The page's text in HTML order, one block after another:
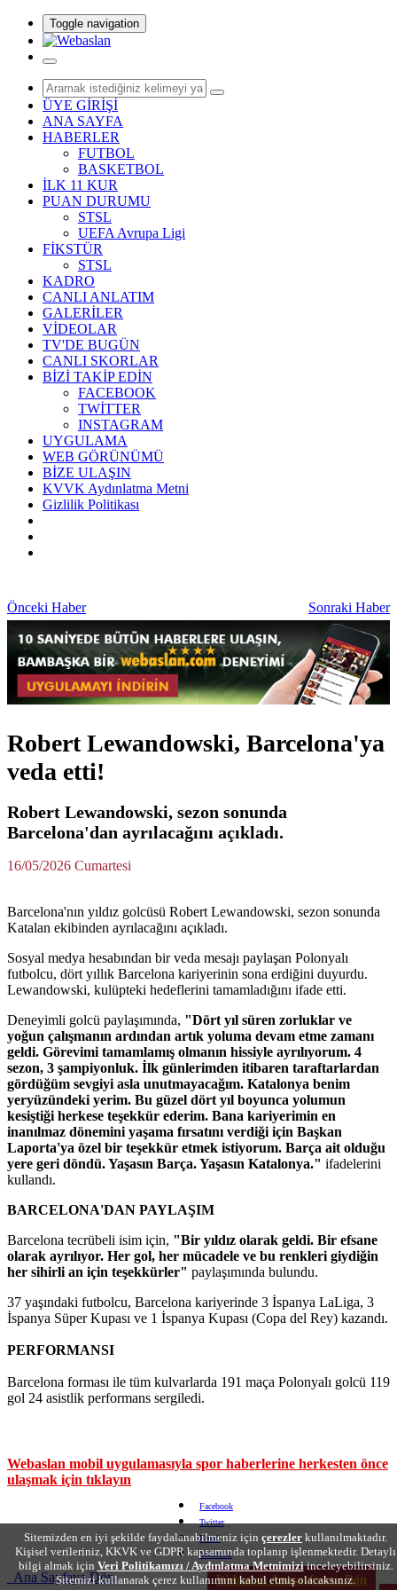
Toggle navigation
ÜYE GİRİŞİ
ANA SAYFA
HABERLER
FUTBOL
BASKETBOL
İLK 11 KUR
PUAN DURUMU
STSL
UEFA Avrupa Ligi
FİKSTÜR
STSL
KADRO
CANLI ANLATIM
GALERİLER
VİDEOLAR
TV'DE BUGÜN
CANLI SKORLAR
BİZİ TAKİP EDİN
FACEBOOK
TWİTTER
INSTAGRAM
UYGULAMA
WEB GÖRÜNÜMÜ
BİZE ULAŞIN
KVVK Aydınlatma Metni
Gizlilik Politikası
Önceki Haber Sonraki Haber
Robert Lewandowski, Barcelona'ya
veda etti!
Robert Lewandowski, sezon sonunda
Barcelona'dan ayrılacağını açıkladı.
16/05/2026 Cumartesi
Barcelona'nın yıldız golcüsü Robert Lewandowski, sezon sonunda
Katalan ekibinden ayrılacağını açıkladı.
Sosyal medya hesabından bir veda mesajı paylaşan Polonyalı
futbolcu, dört yıllık Barcelona kariyerinin sona erdiğini duyurdu.
Lewandowski, kulüpteki hedeflerini tamamladığını ifade etti.
Deneyimli golcü paylaşımında, "Dört yıl süren zorluklar ve
yoğun çalışmanın ardından artık yoluma devam etme zamanı
geldi. Görevimi tamamlamış olmanın hissiyle ayrılıyorum. 4
sezon, 3 şampiyonluk. İlk günlerimden itibaren taraftarlardan
gördüğüm sevgiyi asla unutmayacağım. Katalonya benim
yeryüzündeki yerim. Bu güzel dört yıl boyunca yolumun
kesiştiği herkese teşekkür ederim. Bana kariyerimin en
inanılmaz dönemini yaşama fırsatını verdiği için Başkan
Laporta'ya özel bir teşekkür etmek istiyorum. Barça ait olduğu
yere geri döndü. Yaşasın Barça. Yaşasın Katalonya." ifadelerini
kullandı.
BARCELONA'DAN PAYLAŞIM
Barcelona tecrübeli isim için, "Bir yıldız olarak geldi. Bir efsane
olarak ayrılıyor. Her gol, her mücadele ve bu renkleri giydiğin
her sihirli an için teşekkürler" paylaşımında bulundu.
37 yaşındaki futbolcu, Barcelona kariyerinde 3 İspanya LaLiga, 3
İspanya Süper Kupası ve 1 İspanya Kupası (Copa del Rey) kazandı.
PERFORMANSI
Barcelona forması ile tüm kulvarlarda 191 maça Polonyalı golcü 119
gol 24 asistlik performans sergiledi.
Webaslan mobil uygulamasıyla spor haberlerine herkesten önce
ulaşmak için tıklayın
Facebook
Twitter
Email
Yorumlar
Ana Sayfaya Dön Webaslan Anasayfasına Dön
Sitemizden en iyi şekilde faydalanabilmeniz için çerezler kullanılmaktadır.
Kişisel verileriniz, KKVK ve GDPR kapsamında toplanıp işlenmektedir. Detaylı
bilgi almak için Veri Politikamızı / Aydınlatma Metnimiziinceleyebilirsiniz.
Sitemizi kullanarak çerez kullanımını kabul etmiş olacaksınız.